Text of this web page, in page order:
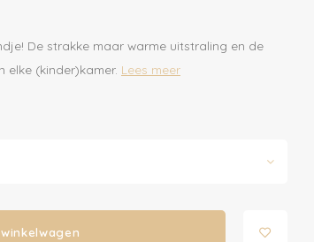
De strakke maar warme uitstraling en de
(kinder)kamer. Lees meer